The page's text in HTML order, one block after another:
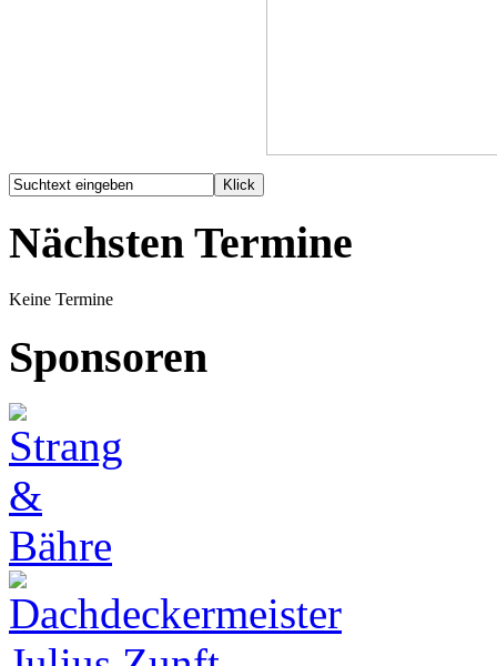
Nächsten Termine
Keine Termine
Sponsoren